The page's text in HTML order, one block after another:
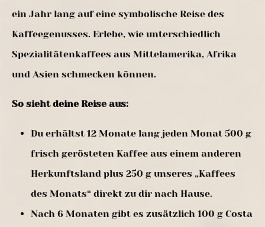
ein Jahr lang auf eine symbolische Reise des
Kaffeegenusses. Erlebe, wie unterschiedlich
Spezialitätenkaffees aus Mittelamerika, Afrika
und Asien schmecken können.
So sieht deine Reise aus:
Du erhältst 12 Monate lang jeden Monat 500 g
frisch gerösteten Kaffee aus einem anderen
Herkunftsland plus 250 g unseres „Kaffees
des Monats“ direkt zu dir nach Hause.
Nach 6 Monaten gibt es zusätzlich 100 g Costa